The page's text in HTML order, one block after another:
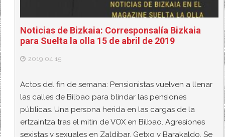
Noticias de Bizkaia: Corresponsalía Bizkaia
para Suelta la olla 15 de abril de 2019
2019.04.15
Actos del fin de semana: Pensionistas vuelven a llenar
las calles de Bilbao para blindar las pensiones
públicas. Una persona herida en las cargas de la
ertzaintza tras el mitin de VOX en Bilbao. Agresiones
sexistas y sexuales en Zaldibar, Getxo y Barakaldo. Se